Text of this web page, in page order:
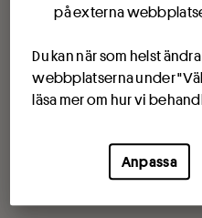
på externa
Du kan när som helst
webbplatserna under
läsa mer om hur vi
Anpassa